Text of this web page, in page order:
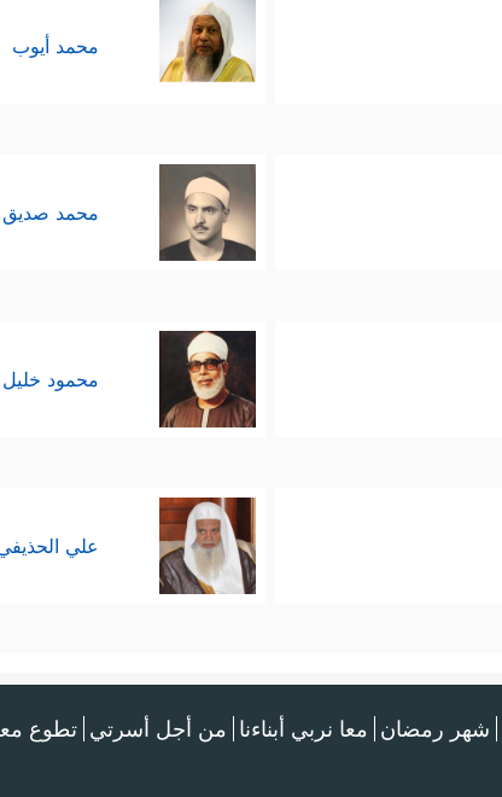
محمد أيوب
محمد صديق
محمود
علي
شهر رمضان معا نربي أبناءنا من أجل أسرتي تطوع